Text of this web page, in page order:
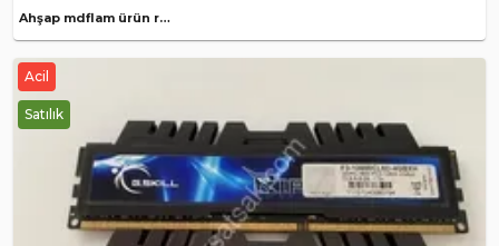
Ahşap mdflam ürün rafları
Acil
Satılık